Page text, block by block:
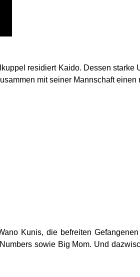
residiert Kaido. Dessen starke
mit seiner Mannschaft einen
Kunis, die befreiten
sowie Big Mom. Und